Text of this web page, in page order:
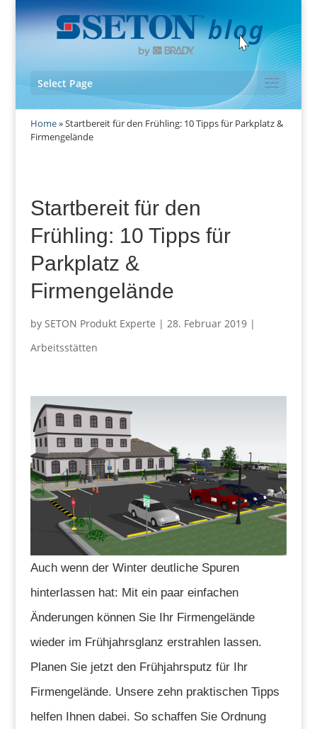
Select Page
Home»Startbereit für den Frühling: 10 Tipps für Parkplatz &
Firmengelände
Startbereit für den
Frühling: 10 Tipps für
Parkplatz &
Firmengelände
by SETON Produkt Experte | 28. Februar 2019|
Arbeitsstätten
Auch wenn der Winter deutliche Spuren
hinterlassen hat: Mit ein paar einfachen
Änderungen können Sie Ihr Firmengelände
wieder im Frühjahrsglanz erstrahlen lassen.
Planen Sie jetzt den Frühjahrsputz für Ihr
Firmengelände. Unsere zehn praktischen Tipps
helfen Ihnen dabei. So schaffen Sie Ordnung